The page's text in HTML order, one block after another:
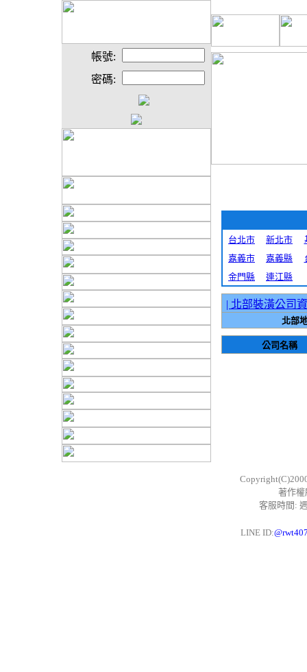
帳號:
密碼:
台北市 新北市
嘉義市
嘉義縣
金門縣
連江縣
| 北部裝潢公司
北部
公司名稱
著作
客服時間:
LINE ID: